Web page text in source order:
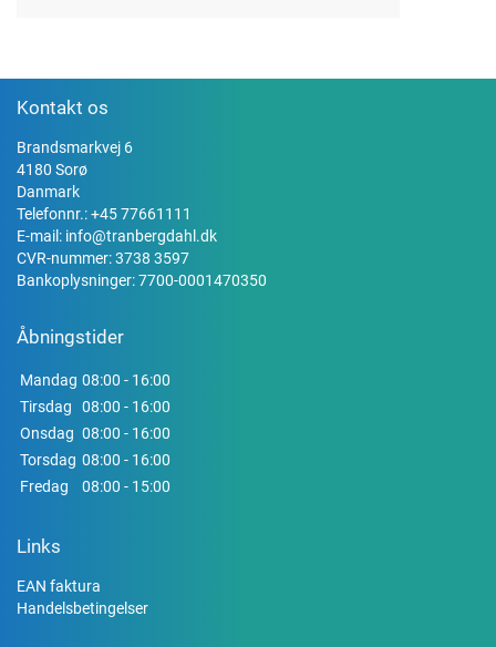
Kontakt os
Brandsmarkvej 6
4180 Sorø
Danmark
Telefonnr.:+45 77661111
E-mail: info@tranbergdahl.dk
CVR-nummer: 3738 3597
Bankoplysninger: 7700-0001470350
Åbningstider
Mandag 08:00 - 16:00
Tirsdag
08:00 - 16:00
Onsdag 08:00 - 16:00
Torsdag 08:00 - 16:00
Fredag
08:00 - 15:00
Links
EAN faktura
Handelsbetingelser